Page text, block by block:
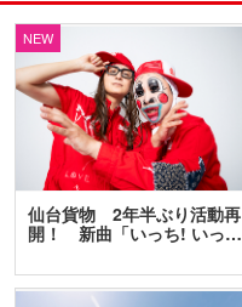
NEW
仙台貨物 2年半ぶり活動再
開！ 新曲「いっち! いっ…